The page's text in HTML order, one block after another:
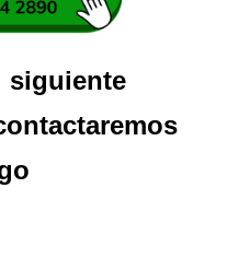
siguiente